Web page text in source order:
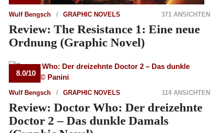
Wulf Bengsch GRAPHIC NOVELS 371 ANSICHTEN
Review: The Resistance 1: Eine neue
Ordnung (Graphic Novel)
8.0/10
Wulf Bengsch GRAPHIC NOVELS 114 ANSICHTEN
Review: Doctor Who: Der dreizehnte
Doctor 2 – Das dunkle Damals